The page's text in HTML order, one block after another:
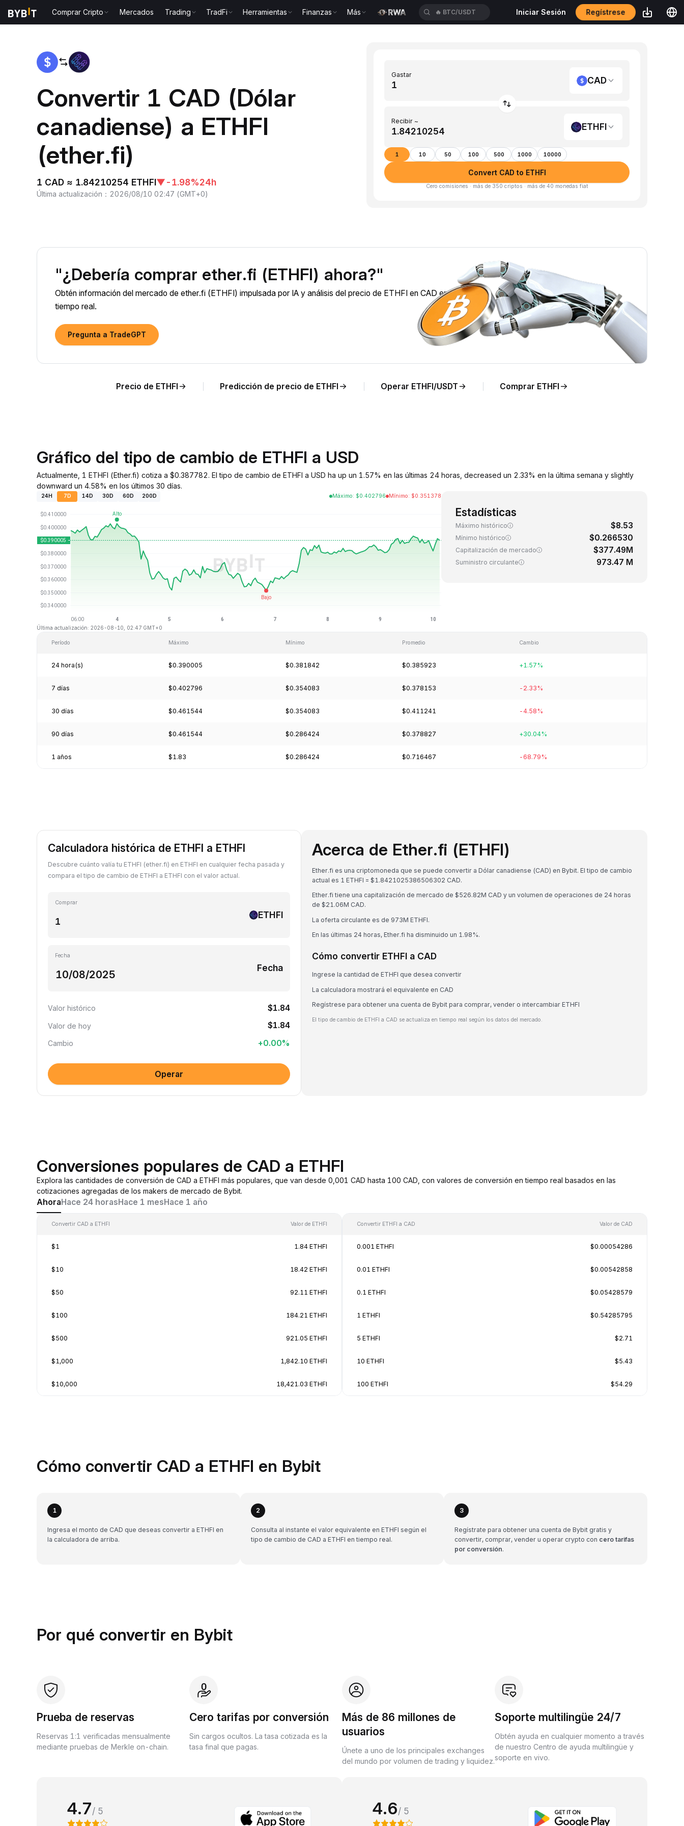
Comprar Cripto Mercados Trading TradFi Herramientas Finanzas Más 🔥 BTC/USDT Iniciar Sesión Regístrese
Convertir 1 CAD (Dólar
canadiense) a ETHFI
(ether.fi)
1 CAD ≈ 1.84210254 ETHFI▼-1.98%24h
Última actualización ： 2026/08/10 02:47 (GMT+0)
Gastar
CAD
Recibir ~
ETHFI
1 10 50 100 500 1000 10000
Convert CAD to ETHFI
Cero comisiones · más de 350 criptos · más de 40 monedas fiat
"¿Debería comprar ether.fi (ETHFI) ahora?"
Obtén información del mercado de ether.fi (ETHFI) impulsada por IA y análisis del precio de ETHFI en CAD en
tiempo real.
Pregunta a TradeGPT
Precio de ETHFI Predicción de precio de ETHFI Operar ETHFI/USDT Comprar ETHFI
Gráfico del tipo de cambio de ETHFI a USD
Actualmente, 1 ETHFI (Ether.fi) cotiza a $0.387782. El tipo de cambio de ETHFI a USD ha up un 1.57% en las últimas 24 horas, decreased un 2.33% en la última semana y slightly
downward un 4.58% en los últimos 30 días.
24H 7D 14D 30D 60D 200D Máximo: $0.402796 Mínimo: $0.351378
Última actualización: 2026-08-10, 02:47 GMT+0
Estadísticas
Máximo histórico $8.53
Mínimo histórico $0.266530
Capitalización de mercado $377.49M
Suministro circulante 973.47 M
Período Máximo Mínimo Promedio Cambio
24 hora(s) $0.390005 $0.381842 $0.385923 +1.57%
7 días $0.402796 $0.354083 $0.378153 -2.33%
30 días $0.461544 $0.354083 $0.411241 -4.58%
90 días $0.461544 $0.286424 $0.378827 +30.04%
1 años $1.83 $0.286424 $0.716467 -68.79%
Calculadora histórica de ETHFI a ETHFI
Descubre cuánto valía tu ETHFI (ether.fi) en ETHFI en cualquier fecha pasada y
compara el tipo de cambio de ETHFI a ETHFI con el valor actual.
Comprar
ETHFI
Fecha
Fecha
Valor histórico $1.84
Valor de hoy $1.84
Cambio +0.00%
Operar
Acerca de Ether.fi (ETHFI)
Ether.fi es una criptomoneda que se puede convertir a Dólar canadiense (CAD) en Bybit. El tipo de cambio
actual es 1 ETHFI = $1.8421025386506302 CAD.
Ether.fi tiene una capitalización de mercado de $526.82M CAD y un volumen de operaciones de 24 horas
de $21.06M CAD.
La oferta circulante es de 973M ETHFI.
En las últimas 24 horas, Ether.fi ha disminuido un 1.98%.
Cómo convertir ETHFI a CAD
Ingrese la cantidad de ETHFI que desea convertir
La calculadora mostrará el equivalente en CAD
Regístrese para obtener una cuenta de Bybit para comprar, vender o intercambiar ETHFI
El tipo de cambio de ETHFI a CAD se actualiza en tiempo real según los datos del mercado.
Conversiones populares de CAD a ETHFI
Explora las cantidades de conversión de CAD a ETHFI más populares, que van desde 0,001 CAD hasta 100 CAD, con valores de conversión en tiempo real basados en las
cotizaciones agregadas de los makers de mercado de Bybit.
AhoraHace 24 horasHace 1 mesHace 1 año
Convertir CAD a ETHFI Valor de ETHFI
$1 1.84 ETHFI
$10 18.42 ETHFI
$50 92.11 ETHFI
$100 184.21 ETHFI
$500 921.05 ETHFI
$1,000 1,842.10 ETHFI
$10,000 18,421.03 ETHFI
Convertir ETHFI a CAD Valor de CAD
0.001 ETHFI $0.00054286
0.01 ETHFI $0.00542858
0.1 ETHFI $0.05428579
1 ETHFI $0.54285795
5 ETHFI $2.71
10 ETHFI $5.43
100 ETHFI $54.29
Cómo convertir CAD a ETHFI en Bybit
1
Ingresa el monto de CAD que deseas convertir a ETHFI en
la calculadora de arriba.
2
Consulta al instante el valor equivalente en ETHFI según el
tipo de cambio de CAD a ETHFI en tiempo real.
3
Regístrate para obtener una cuenta de Bybit gratis y
convertir, comprar, vender u operar crypto con cero tarifas
por conversión.
Por qué convertir en Bybit
Prueba de reservas
Reservas 1:1 verificadas mensualmente
mediante pruebas de Merkle on-chain.
Cero tarifas por conversión
Sin cargos ocultos. La tasa cotizada es la
tasa final que pagas.
Más de 86 millones de
usuarios
Únete a uno de los principales exchanges
del mundo por volumen de trading y liquidez.
Soporte multilingüe 24/7
Obtén ayuda en cualquier momento a través
de nuestro Centro de ayuda multilingüe y
soporte en vivo.
4.7/ 5 4.6/ 5